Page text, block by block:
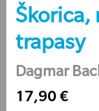
Škorica,
trapasy
Dagmar
17,90 €